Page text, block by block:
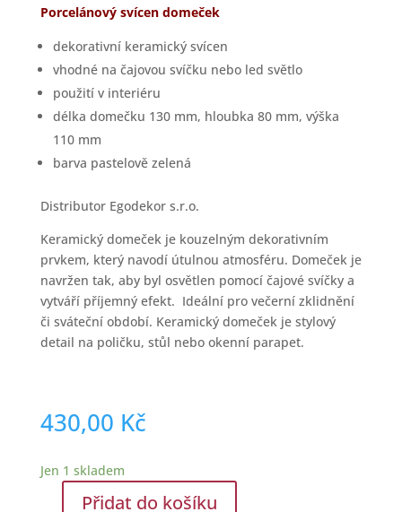
Porcelánový svícen domeček
dekorativní keramický svícen
vhodné na čajovou svíčku nebo led světlo
použití v interiéru
délka domečku 130 mm, hloubka 80 mm, výška
110 mm
barva pastelově zelená
Distributor Egodekor s.r.o.
Keramický domeček je kouzelným dekorativním
prvkem, který navodí útulnou atmosféru. Domeček je
navržen tak, aby byl osvětlen pomocí čajové svíčky a
vytváří příjemný efekt. Ideální pro večerní zklidnění
či sváteční období. Keramický domeček je stylový
detail na poličku, stůl nebo okenní parapet.
430,00 Kč
Jen 1 skladem
Přidat do košíku